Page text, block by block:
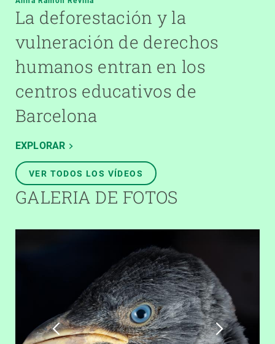
La deforestación y la
vulneración de derechos
humanos entran en los
centros educativos de
Barcelona
EXPLORAR
VER TODOS LOS VÍDEOS
GALERIA DE FOTOS